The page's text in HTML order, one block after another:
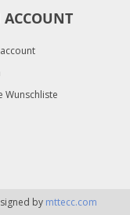
Wunschliste
by mttecc.com